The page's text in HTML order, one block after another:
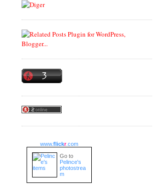
www.flickr.com
Go to
Pelince's
photostrea
m